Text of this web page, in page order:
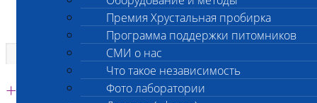
Единая круглосуточная справочная
+7 495 260 0 260
Премия Хрустальная пробирка
Программа поддержки питомников
СМИ о нас
Что такое независимость
Фото лаборатории